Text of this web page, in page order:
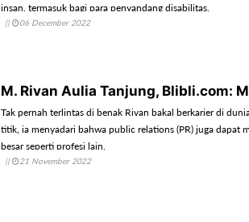
insan, termasuk bagi para penyandang disabilitas.
|| 06 December 2022
M. Rivan Aulia Tanjung, Blibli.com:
Tak pernah terlintas di benak Rivan bakal berkarier di
titik, ia menyadari bahwa public relations (PR) juga dapat
besar seperti profesi lain.
|| 21 November 2022